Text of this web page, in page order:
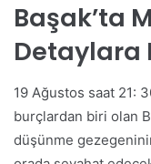
Başak’ta
Detaylara
19 Ağustos saat 21:
burçlardan biri olan
düşünme